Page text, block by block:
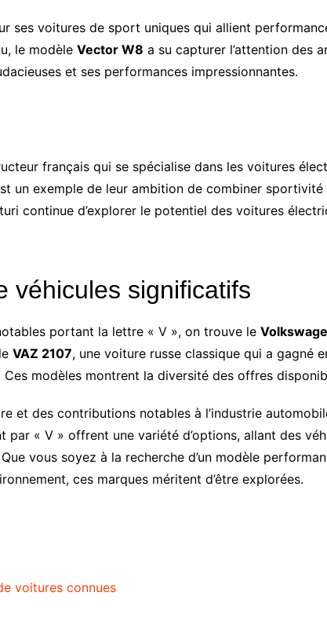
ses voitures de sport uniques qui allient
le modèle Vector W8 a su capturer l’attention des
et ses performances impressionnantes.
français qui se spécialise dans les voitures
un exemple de leur ambition de combiner
continue d’explorer le potentiel des voitures
véhicules significatifs
portant la lettre « V », on trouve le
VAZ 2107, une voiture russe classique qui a gagné
Ces modèles montrent la diversité des offres
et des contributions notables à l’industrie
par « V » offrent une variété d’options, allant des
vous soyez à la recherche d’un modèle
ces marques méritent d’être explorées.
voitures connues